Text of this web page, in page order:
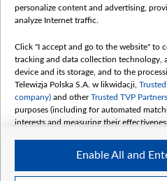
Белсат
Belsat
Biełsat
Белсат
Белсат
Белсат
Белсат
personalize content and advertising,
analyze Internet traffic.
Click "I accept and go to the website" to
tracking and data collection technology,
device and its storage, and to the
Telewizja Polska S.A. w likwidacji,
company) and otherTrusted TVP
purposes (including for automated
interests and measuring their
The purposes of processing your data by
follows:
Enable All and